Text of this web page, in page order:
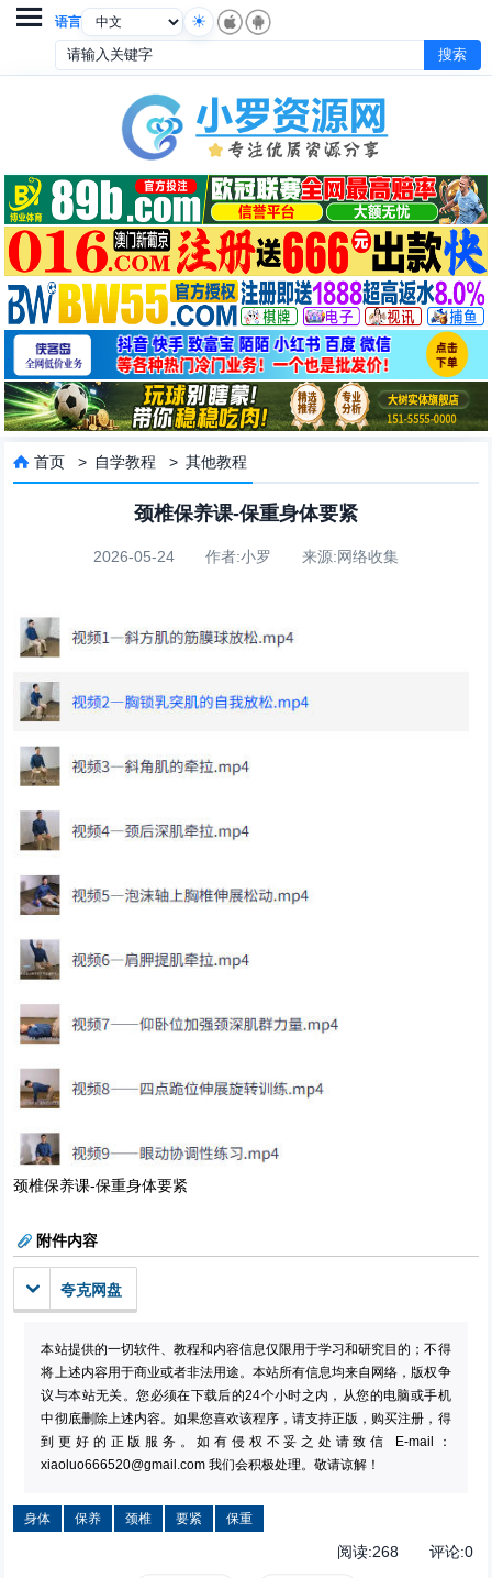
语言

 首页 > 自学教程 >其他教程
颈椎保养课-保重身体要紧
2026-05-24 作者:小罗 来源:网络收集
颈椎保养课-保重身体要紧
附件内容
夸克网盘
本站提供的一切软件、教程和内容信息仅限用于学习和研究目的；不得
将上述内容用于商业或者非法用途。本站所有信息均来自网络，版权争
议与本站无关。您必须在下载后的24个小时之内，从您的电脑或手机
中彻底删除上述内容。如果您喜欢该程序，请支持正版，购买注册，得
到更好的正版服务。如有侵权不妥之处请致信 E-mail：
xiaoluo666520@gmail.com 我们会积极处理。敬请谅解！
身体 保养 颈椎 要紧 保重
阅读:268 评论:0